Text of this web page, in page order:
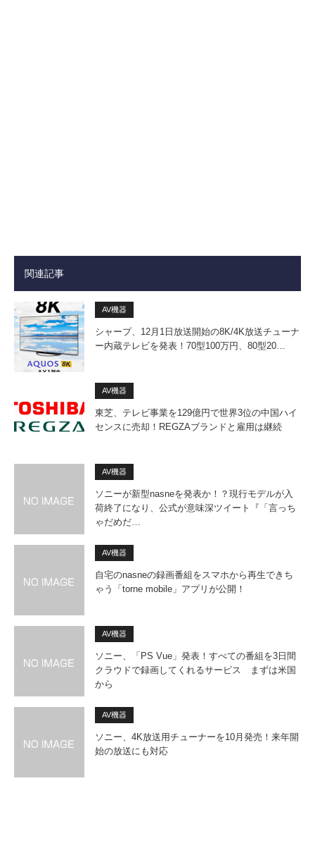
関連記事
AV機器
シャープ、12月1日放送開始の8K/4K放送チューナ
ー内蔵テレビを発表！70型100万円、80型20…
AV機器
東芝、テレビ事業を129億円で世界3位の中国ハイ
センスに売却！REGZAブランドと雇用は継続
AV機器
ソニーが新型nasneを発表か！？現行モデルが入
荷終了になり、公式が意味深ツイート『「言っち
ゃだめだ…
AV機器
自宅のnasneの録画番組をスマホから再生できち
ゃう「torne mobile」アプリが公開！
AV機器
ソニー、「PS Vue」発表！すべての番組を3日間
クラウドで録画してくれるサービス まずは米国
から
AV機器
ソニー、4K放送用チューナーを10月発売！来年開
始の放送にも対応